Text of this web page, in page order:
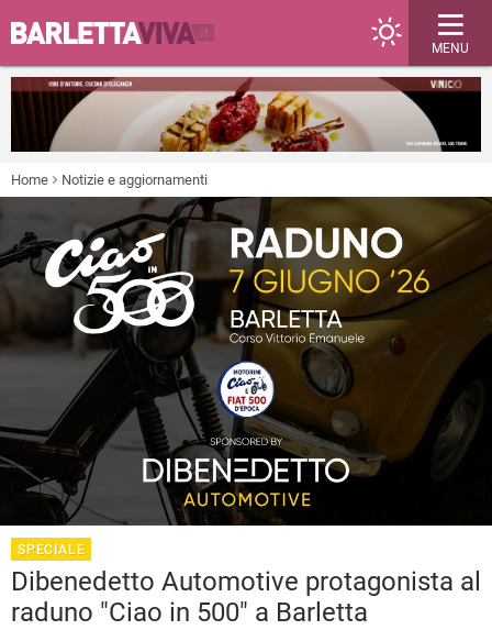
MENU
Home Notizie e aggiornamenti
SPECIALE
Dibenedetto Automotive protagonista al
raduno "Ciao in 500" a Barletta